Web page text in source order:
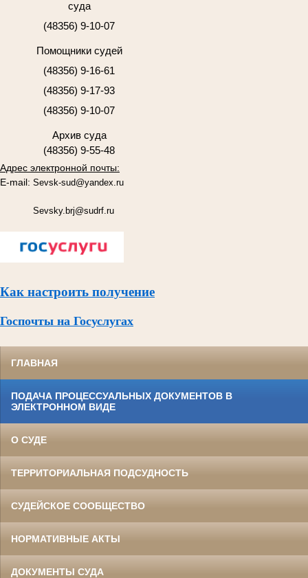
суда
(48356) 9-10-07
Помощники судей
(48356) 9-16-61
(48356) 9-17-93
(48356) 9-10-07
Архив суда
(48356) 9-55-48
Адрес электронной почты:
E-mail: Sevsk-sud@yandex.ru
Sevsky.brj@sudrf.ru
Как настроить получение
Госпочты на Госуслугах
ГЛАВНАЯ
ПОДАЧА ПРОЦЕССУАЛЬНЫХ ДОКУМЕНТОВ В
ЭЛЕКТРОННОМ ВИДЕ
О СУДЕ
ТЕРРИТОРИАЛЬНАЯ ПОДСУДНОСТЬ
СУДЕЙСКОЕ СООБЩЕСТВО
НОРМАТИВНЫЕ АКТЫ
ДОКУМЕНТЫ СУДА